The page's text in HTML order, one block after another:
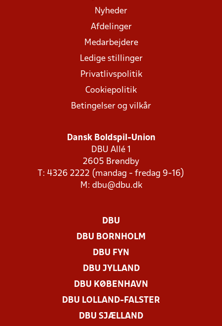
Nyheder
Afdelinger
Medarbejdere
Ledige stillinger
Privatlivspolitik
Cookiepolitik
Betingelser og vilkår
Dansk Boldspil-Union
DBU Allé 1
2605 Brøndby
T: 4326 2222 (mandag - fredag 9-16)
M: dbu@dbu.dk
DBU
DBU BORNHOLM
DBU FYN
DBU JYLLAND
DBU KØBENHAVN
DBU LOLLAND-FALSTER
DBU SJÆLLAND